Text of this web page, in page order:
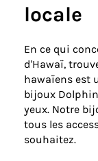
locale
En ce qui
d'Hawaï,
hawaïens est
bijoux
yeux. Notre
tous les
souhaitez.